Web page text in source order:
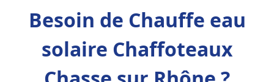
Besoin de Chauffe eau
solaire Chaffoteaux